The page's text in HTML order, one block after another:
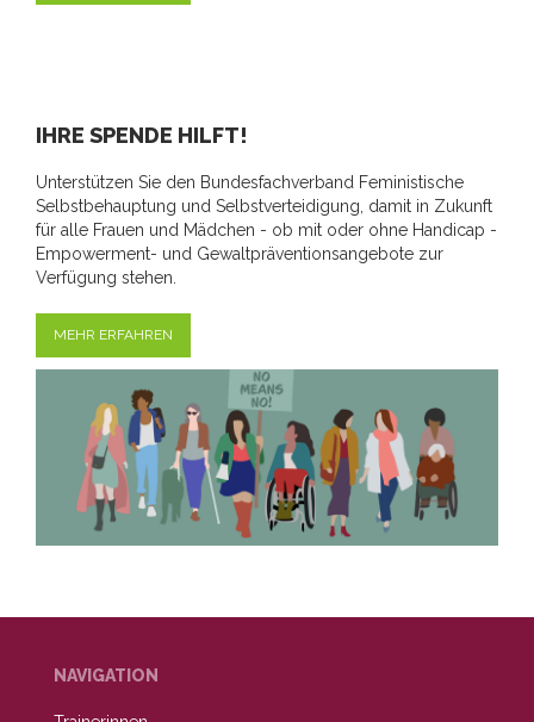
IHRE SPENDE HILFT!
Unterstützen Sie den Bundesfachverband Feministische
Selbstbehauptung und Selbstverteidigung, damit in Zukunft
für alle Frauen und Mädchen - ob mit oder ohne Handicap -
Empowerment- und Gewaltpräventionsangebote zur
Verfügung stehen.
MEHR ERFAHREN
NAVIGATION